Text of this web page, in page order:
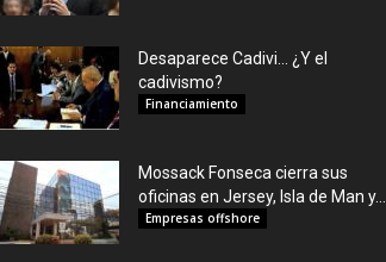
Desaparece Cadivi… ¿Y el
cadivismo?
Financiamiento
Mossack Fonseca cierra sus
oficinas en Jersey, Isla de Man y...
Empresas offshore